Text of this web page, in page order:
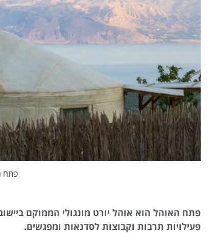
פתח
פתח האוהל הוא אוהל יורט מונגולי הממוקם
פעילויות תרבות וקבוצות לסדנאות ומפגשים.